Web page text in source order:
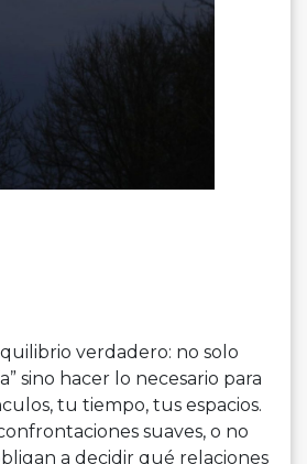
verdadero: no solo
sino hacer lo necesario para
tu tiempo, tus espacios.
suaves, o no
a decidir qué relaciones